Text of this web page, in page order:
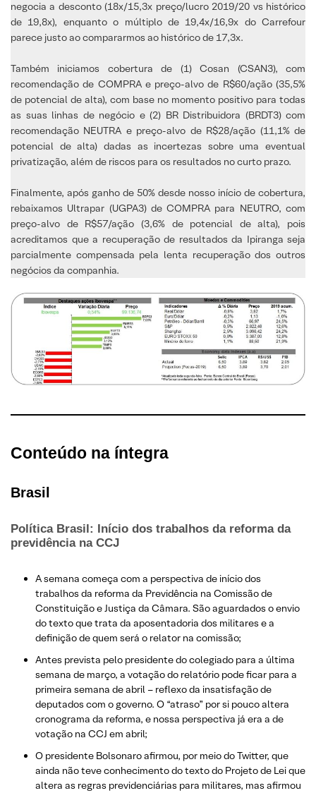
negocia a desconto (18x/15,3x preço/lucro 2019/20 vs histórico
de 19,8x), enquanto o múltiplo de 19,4x/16,9x do Carrefour
parece justo ao compararmos ao histórico de 17,3x.
Também iniciamos cobertura de (1) Cosan (CSAN3), com
recomendação de COMPRA e preço-alvo de R$60/ação (35,5%
de potencial de alta), com base no momento positivo para todas
as suas linhas de negócio e (2) BR Distribuidora (BRDT3) com
recomendação NEUTRA e preço-alvo de R$28/ação (11,1% de
potencial de alta) dadas as incertezas sobre uma eventual
privatização, além de riscos para os resultados no curto prazo.
Finalmente, após ganho de 50% desde nosso início de cobertura,
rebaixamos Ultrapar (UGPA3) de COMPRA para NEUTRO, com
preço-alvo de R$57/ação (3,6% de potencial de alta), pois
acreditamos que a recuperação de resultados da Ipiranga seja
parcialmente compensada pela lenta recuperação dos outros
negócios da companhia.
Conteúdo na íntegra
Brasil
Política Brasil: Início dos trabalhos da reforma da
previdência na CCJ
A semana começa com a perspectiva de início dos
trabalhos da reforma da Previdência na Comissão de
Constituição e Justiça da Câmara. São aguardados o envio
do texto que trata da aposentadoria dos militares e a
definição de quem será o relator na comissão;
Antes prevista pelo presidente do colegiado para a última
semana de março, a votação do relatório pode ficar para a
primeira semana de abril – reflexo da insatisfação de
deputados com o governo. O “atraso” por si pouco altera
cronograma da reforma, e nossa perspectiva já era a de
votação na CCJ em abril;
O presidente Bolsonaro afirmou, por meio do Twitter, que
ainda não teve conhecimento do texto do Projeto de Lei que
altera as regras previdenciárias para militares, mas afirmou